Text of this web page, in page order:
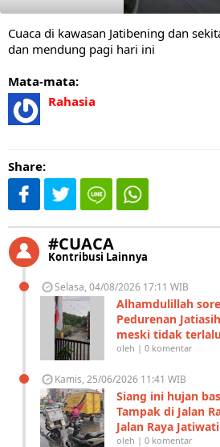
Cuaca di kawasan Jatibening dan
dan mendung pagi hari ini
Mata-mata:
Rahasia
Share:
#CUACA
Kontribusi Lainnya
Selasa, 04/08/2026 17:11 WIB
Alhamdulillah
Pedurenan
meski tidak
oleh | 0 komentar
Kamis, 25/06/2026 11:41 WIB
Siang ini hujan
Tampak di Jalan
Jalan Raya
oleh | 0 komentar